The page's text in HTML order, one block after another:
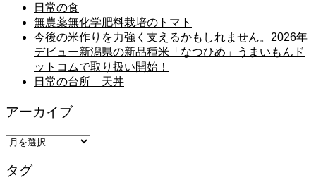
日常の食
無農薬無化学肥料栽培のトマト
今後の米作りを力強く支えるかもしれません。2026年
デビュー新潟県の新品種米「なつひめ」うまいもんド
ットコムで取り扱い開始！
日常の台所 天丼
アーカイブ
ア
カ
タグ